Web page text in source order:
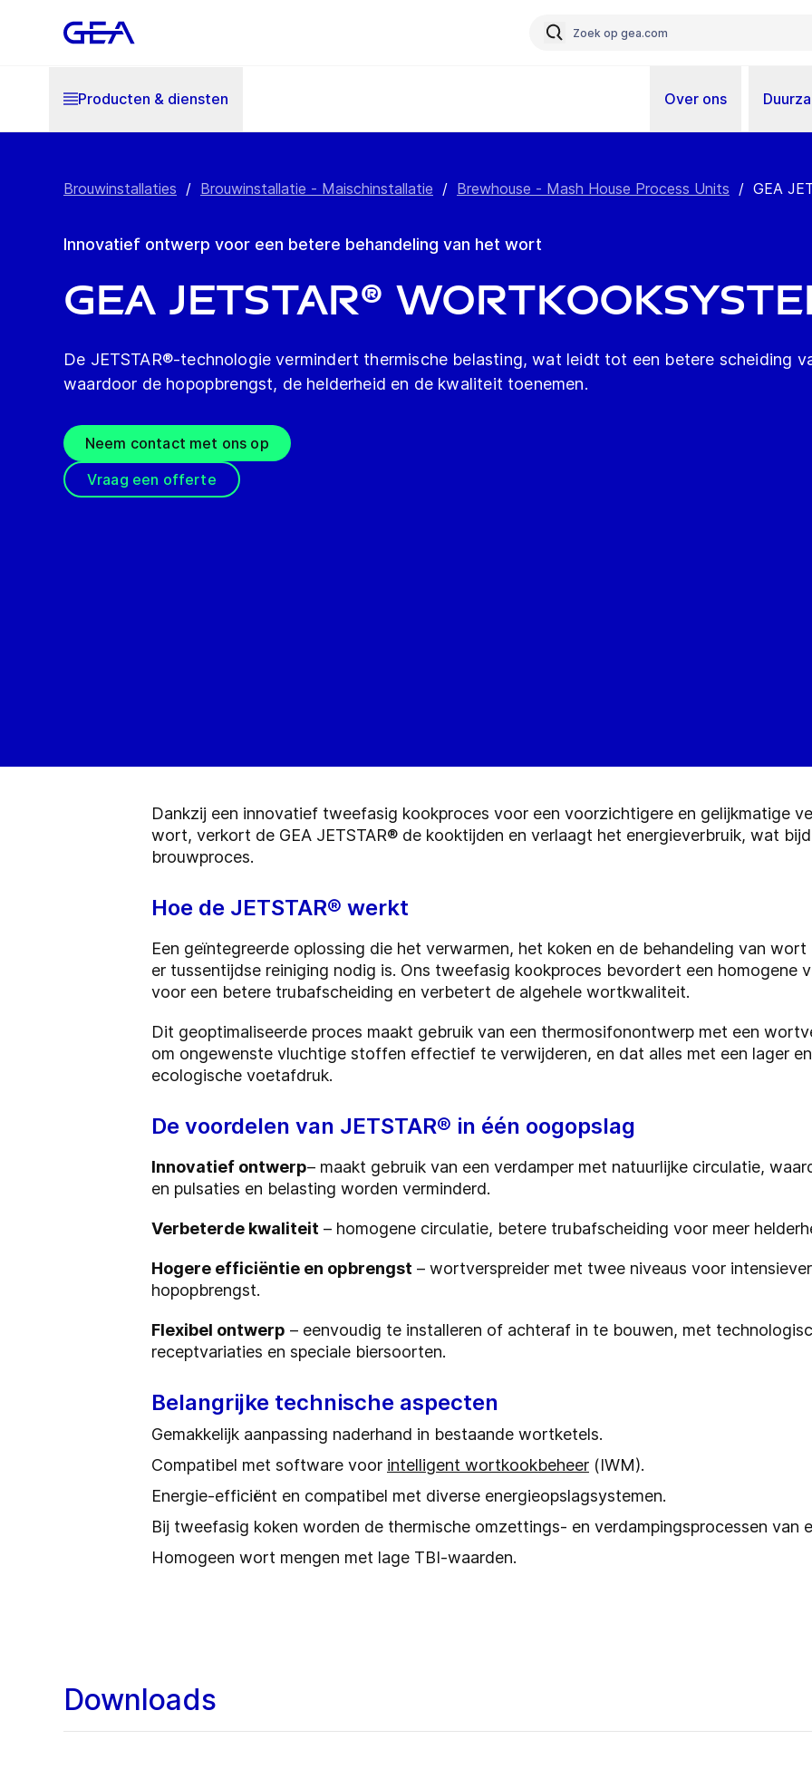
Producten & diensten Over ons
Brouwinstallaties / Brouwinstallatie - Maischinstallatie / Brewhouse - Mash House Process Units / GEA
Innovatief ontwerp voor een betere behandeling van het wort
GEA JETSTAR®
De JETSTAR®-technologie vermindert thermische belasting, wat leidt tot een betere scheiding
waardoor de hopopbrengst, de helderheid en de kwaliteit toenemen.
Neem contact met ons op
Vraag een offerte
Dankzij een innovatief tweefasig kookproces voor een voorzichtigere en gelijkmatige
wort, verkort de GEA JETSTAR® de kooktijden en verlaagt het energieverbruik, wat
brouwproces.
Hoe de JETSTAR® werkt
Een geïntegreerde oplossing die het verwarmen, het koken en de behandeling van
er tussentijdse reiniging nodig is. Ons tweefasig kookproces bevordert een homogene
voor een betere trubafscheiding en verbetert de algehele wortkwaliteit.
Dit geoptimaliseerde proces maakt gebruik van een thermosifonontwerp met een
om ongewenste vluchtige stoffen effectief te verwijderen, en dat alles met een lager
ecologische voetafdruk.
De voordelen van JETSTAR® in één oogopslag
Innovatief ontwerp– maakt gebruik van een verdamper met natuurlijke circulatie,
en pulsaties en belasting worden verminderd.
Verbeterde kwaliteit – homogene circulatie, betere trubafscheiding voor meer
Hogere efficiëntie en opbrengst – wortverspreider met twee niveaus voor
hopopbrengst.
Flexibel ontwerp – eenvoudig te installeren of achteraf in te bouwen, met
receptvariaties en speciale biersoorten.
Belangrijke technische aspecten
Gemakkelijk aanpassing naderhand in bestaande wortketels.
Compatibel met software voor intelligent wortkookbeheer (IWM).
Energie-efficiënt en compatibel met diverse energieopslagsystemen.
Bij tweefasig koken worden de thermische omzettings- en verdampingsprocessen van
Homogeen wort mengen met lage TBI-waarden.
Downloads